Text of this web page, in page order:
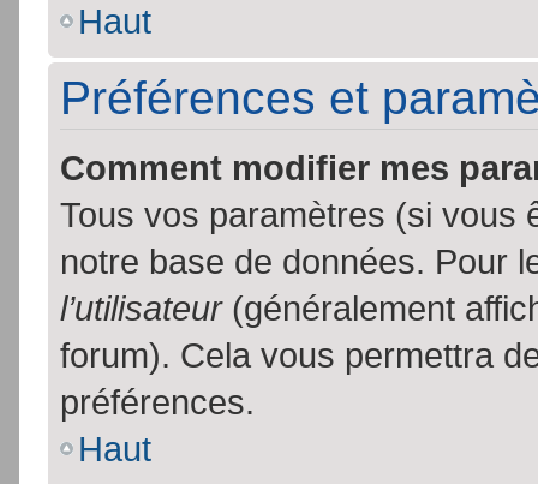
Haut
Préférences et
Comment modifier mes
Tous vos paramètres (si vous
notre base de données. Pour
l’utilisateur(généralement
forum). Cela vous permettra
préférences.
Haut